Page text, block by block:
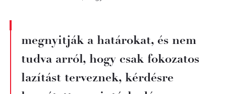
megnyitják a határokat, és nem
tudva arról, hogy csak fokozatos
lazítást terveznek, kérdésre